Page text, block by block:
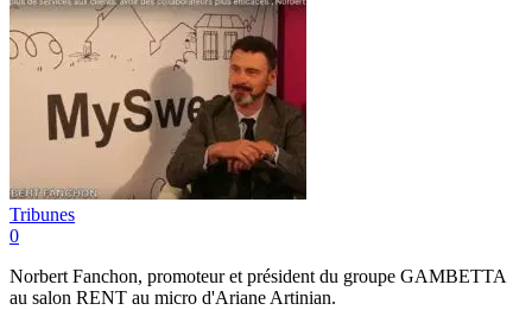
Tribunes
0
Norbert Fanchon, promoteur et président du groupe GAMBETTA
au salon RENT au micro d'Ariane Artinian.